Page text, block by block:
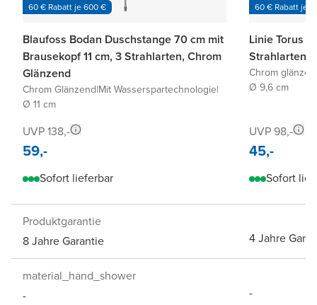
60 € Rabatt je 600 €
Blaufoss Bodan Duschstange 70 cm mit
Brausekopf 11 cm, 3 Strahlarten, Chrom
Glänzend
Chrom Glänzend|Mit Wasserspartechnologie|
Ø 11 cm
UVP 138,-
59,-
Sofort lieferbar
60 € Rabatt je
Linie Torus
Strahlarten,
Chrom
Ø 9,6 cm
UVP 98,-
45,-
Sofort
Produktgarantie
8 Jahre Garantie
4 Jahre
material_hand_shower
-
-